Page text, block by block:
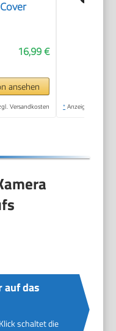
16,99 €
ansehen
Versandkosten * Anzeige
das
schaltet die